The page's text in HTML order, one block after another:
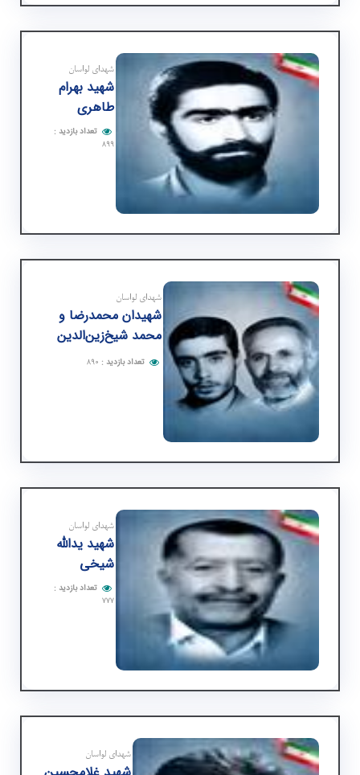
شهدای لواسان
شهید بهرام
طاهری
تعداد بازدید :
۸۹۹
شهدای لواسان
شهیدان محمدرضا و
محمد شیخ‌زین‌الدین
تعداد بازدید : ۸۹۰
شهدای لواسان
شهید یدالله
شیخی
تعداد بازدید :
۷۷۷
شهدای لواسان